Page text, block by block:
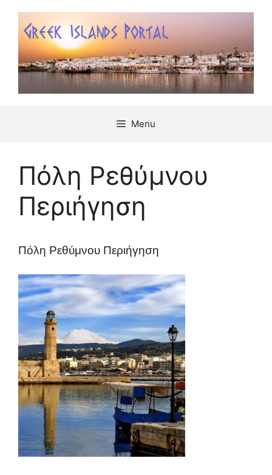
περιεχόμενο
Menu
Πόλη Ρεθύμνου
Περιήγηση
Πόλη Ρεθύμνου Περιήγηση